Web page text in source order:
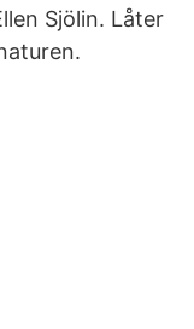
Sjölin. Låter